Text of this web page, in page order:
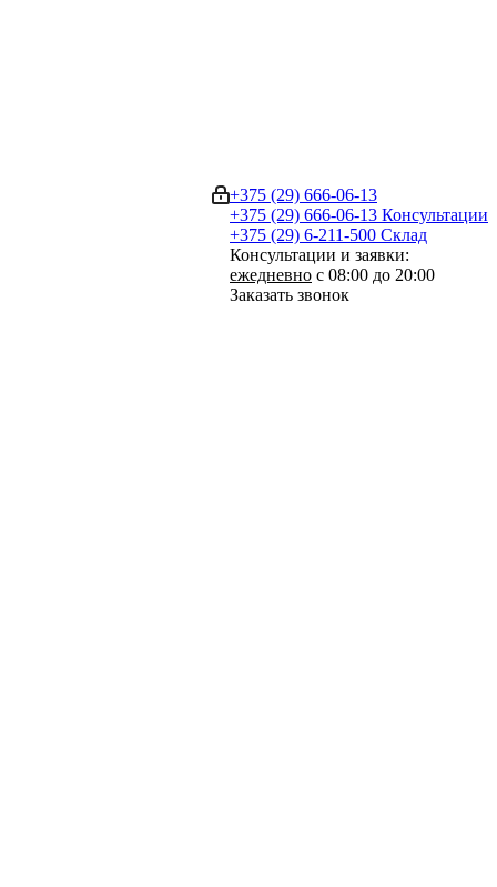
+375 (29) 666-06-13
+375 (29) 666-06-13 Консультации
+375 (29) 6-211-500 Склад
Консультации и заявки:
ежедневно с 08:00 до 20:00
Заказать звонок